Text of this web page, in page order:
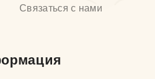
Связаться с нами